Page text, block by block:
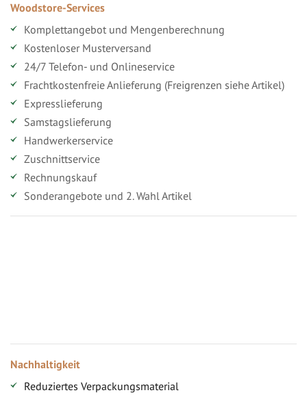
Woodstore-Services
Komplettangebot und Mengenberechnung
Kostenloser Musterversand
24/7 Telefon- und Onlineservice
Frachtkostenfreie Anlieferung (Freigrenzen siehe Artikel)
Expresslieferung
Samstagslieferung
Handwerkerservice
Zuschnittservice
Rechnungskauf
Sonderangebote und 2. Wahl Artikel
Nachhaltigkeit
Reduziertes Verpackungsmaterial